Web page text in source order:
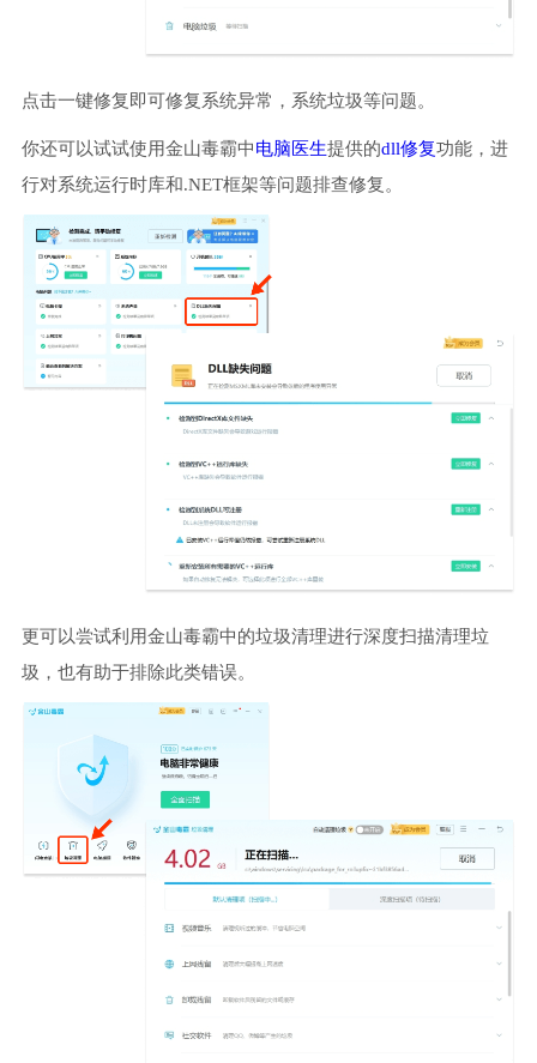
点击一键修复即可修复系统异常，系统垃圾等问题。
你还可以试试使用金山毒霸中电脑医生提供的dll修复功能，进
行对系统运行时库和.NET框架等问题排查修复。
更可以尝试利用金山毒霸中的垃圾清理进行深度扫描清理垃
圾，也有助于排除此类错误。